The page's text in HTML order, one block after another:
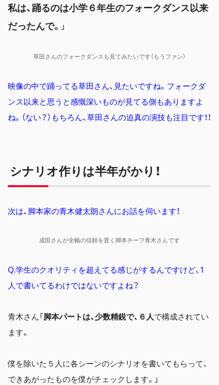
私は、踊るのは小学６年生のフォークダンス以来
だったんで。 」
草田さんのフォークダンスも見てみたいです（もうファン）
映像の中で踊ってる草田さん、見たいですね。フォークダ
ンス以来と思うと感慨深いものが見てる側もありますよ
ね。（ない？）もちろん、草田さんの迫真の演技も注目です！！
シナリオ作りは半年がかり！
次は、脚本家の青木健太朗さんにお話を伺います！
成田さんが全幅の信頼を置く脚本チーフ青木さんです
Q.学生のクオリティを超えてる感じがするんですけど、1
人で書いてるわけではないですよね？
青木さん「脚本パートは、少数精鋭で、６人で構成されてい
ます。
僕を除いた５人に各シーンのシナリオを書いてもらって、
できあがったものを僕がチェックします。」